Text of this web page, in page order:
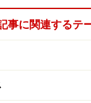
り、「神は光なり
による建物と彫刻
合芸術作品で、近
事に関連するテ